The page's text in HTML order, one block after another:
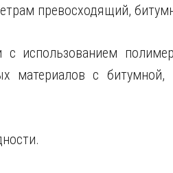
превосходящий,
использованием
материалов с битумной,